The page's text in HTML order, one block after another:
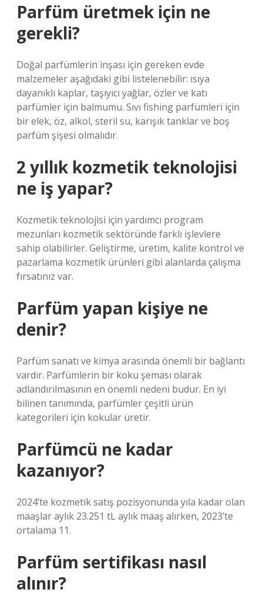
Parfüm üretmek için ne
gerekli?
Doğal parfümlerin inşası için gereken evde
malzemeler aşağıdaki gibi listelenebilir: ısıya
dayanıklı kaplar, taşıyıcı yağlar, özler ve katı
parfümler için balmumu. Sıvı fishing parfümleri için
bir elek, öz, alkol, steril su, karışık tanklar ve boş
parfüm şişesi olmalıdır.
2 yıllık kozmetik teknolojisi
ne iş yapar?
Kozmetik teknolojisi için yardımcı program
mezunları kozmetik sektöründe farklı işlevlere
sahip olabilirler. Geliştirme, üretim, kalite kontrol ve
pazarlama kozmetik ürünleri gibi alanlarda çalışma
fırsatınız var.
Parfüm yapan kişiye ne
denir?
Parfüm sanatı ve kimya arasında önemli bir bağlantı
vardır. Parfümlerin bir koku şeması olarak
adlandırılmasının en önemli nedeni budur. En iyi
bilinen tanımında, parfümler çeşitli ürün
kategorileri için kokular üretir.
Parfümcü ne kadar
kazanıyor?
2024’te kozmetik satış pozisyonunda yıla kadar olan
maaşlar aylık 23.251 tL aylık maaş alırken, 2023’te
ortalama 11.
Parfüm sertifikası nasıl
alınır?